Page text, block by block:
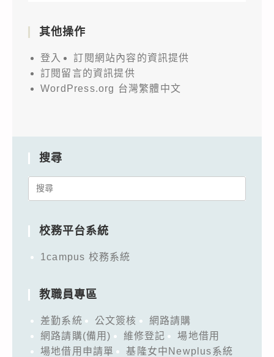
其他操作
登入
訂閱網站內容的資訊提供
訂閱留言的資訊提供
WordPress.org 台灣繁體中文
搜尋
Search
校務平台系統
1campus 校務系統
教職員專區
差勤系統 公文簽核
網路請購
網路請購(備用)
維修登記
場地借用
場地借用申請單
基隆女中Newplus系統